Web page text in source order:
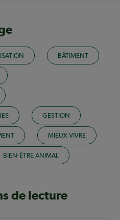
BÂTIMENT
GESTION
MIEUX VIVRE
BIEN-ÊTRE ANIMAL
de lecture